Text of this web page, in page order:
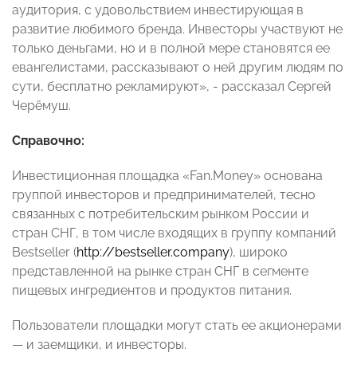
аудитория, с удовольствием инвестирующая в
развитие любимого бренда. Инвесторы участвуют не
только деньгами, но и в полной мере становятся ее
евангелистами, рассказывают о ней другим людям по
сути, бесплатно рекламируют», - рассказал Сергей
Черёмуш.
Справочно:
Инвестиционная площадка «Fan.Money» основана
группой инвесторов и предпринимателей, тесно
связанных с потребительским рынком России и
стран СНГ, в том числе входящих в группу компаний
Bestseller (http://bestseller.company), широко
представленной на рынке стран СНГ в сегменте
пищевых ингредиентов и продуктов питания.
Пользователи площадки могут стать ее акционерами
— и заемщики, и инвесторы.